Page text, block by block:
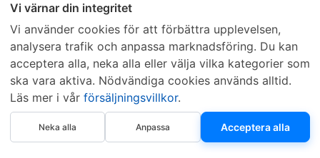
Vi värnar din integritet
Vi använder cookies för att förbättra upplevelsen,
analysera trafik och anpassa marknadsföring. Du kan
acceptera alla, neka alla eller välja vilka kategorier som
ska vara aktiva. Nödvändiga cookies används alltid.
Läs mer i vår försäljningsvillkor.
Neka alla Anpassa Acceptera alla
Köp nu
Sveriges mest sålda dieselbox
Kontakta KCR
Om KCR/Garantier
Teknik / Begagnad box
Återförsäljare
Sök KCR-box
Försäljningsvillkor
Telefon
0515-801 50
Öppettider
Mån-Tor 8:00-16:30
Fredag 8:00-11:30